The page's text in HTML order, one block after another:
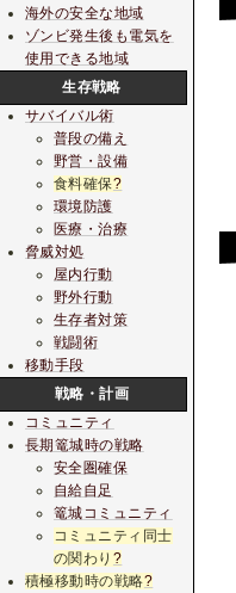
海外の安全な地域
ゾンビ発生後も電気を
使用できる地域
生存戦略
サバイバル術
普段の備え
野営・設備
食料確保?
環境防護
医療・治療
脅威対処
屋内行動
野外行動
生存者対策
戦闘術
移動手段
戦略・計画
コミュニティ
長期篭城時の戦略
安全圏確保
自給自足
篭城コミュニティ
コミュニティ同士
の関わり ?
積極移動時の戦略?